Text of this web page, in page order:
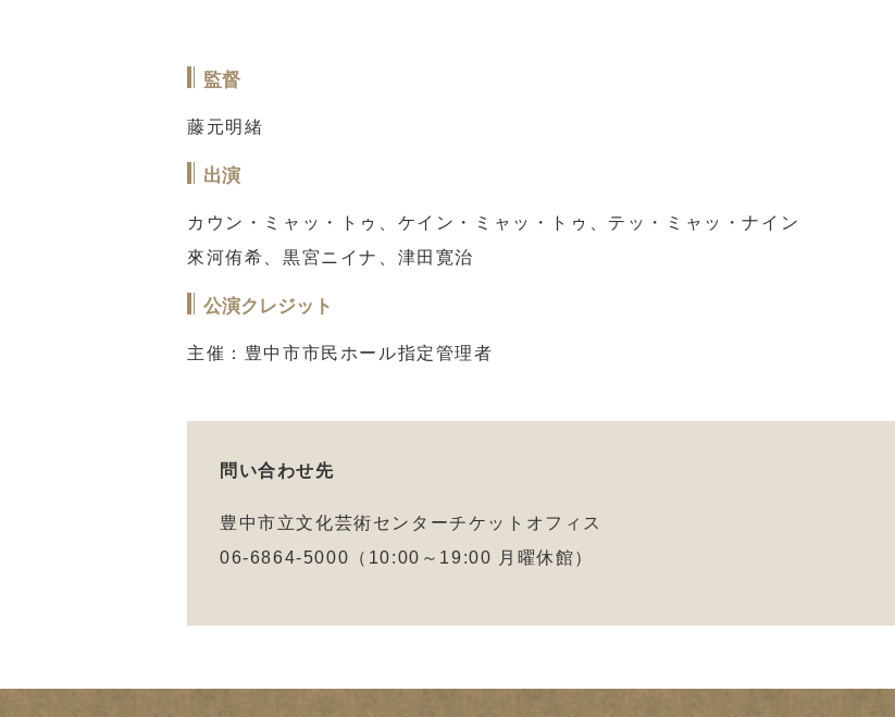
監督
藤元明緒
出演
カウン・ミャッ・トゥ、ケイン・ミャッ・トゥ、テッ・ミャッ・ナイン
來河侑希、黒宮ニイナ、津田寛治
公演クレジット
主催：豊中市市民ホール指定管理者
問い合わせ先
豊中市立文化芸術センターチケットオフィス
06-6864-5000（10:00～19:00 月曜休館）